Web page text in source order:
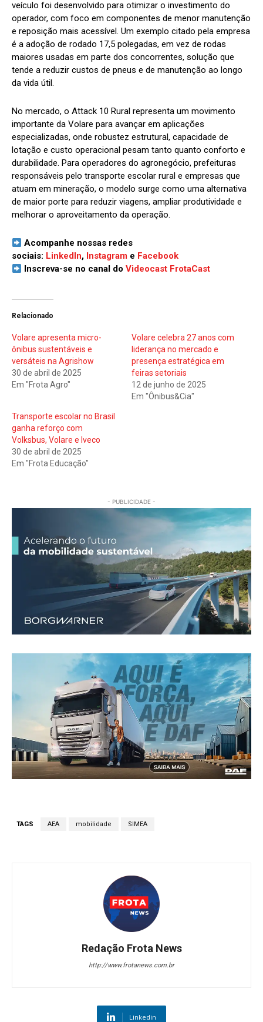
veículo foi desenvolvido para otimizar o investimento do
operador, com foco em componentes de menor manutenção
e reposição mais acessível. Um exemplo citado pela empresa
é a adoção de rodado 17,5 polegadas, em vez de rodas
maiores usadas em parte dos concorrentes, solução que
tende a reduzir custos de pneus e de manutenção ao longo
da vida útil.
No mercado, o Attack 10 Rural representa um movimento
importante da Volare para avançar em aplicações
especializadas, onde robustez estrutural, capacidade de
lotação e custo operacional pesam tanto quanto conforto e
durabilidade. Para operadores do agronegócio, prefeituras
responsáveis pelo transporte escolar rural e empresas que
atuam em mineração, o modelo surge como uma alternativa
de maior porte para reduzir viagens, ampliar produtividade e
melhorar o aproveitamento da operação.
Acompanhe nossas redes
sociais: LinkedIn, Instagram e Facebook
Inscreva-se no canal doVideocast FrotaCast
Relacionado
Volare apresenta micro-
ônibus sustentáveis e
versáteis na Agrishow
30 de abril de 2025
Em "Frota Agro"
Volare celebra 27 anos com
liderança no mercado e
presença estratégica em
feiras setoriais
12 de junho de 2025
Em "Ônibus&Cia"
Transporte escolar no Brasil
ganha reforço com
Volksbus, Volare e Iveco
30 de abril de 2025
Em "Frota Educação"
- PUBLICIDADE -
TAGS AEA mobilidade SIMEA
Redação Frota News
http://www.frotanews.com.br
Linkedin